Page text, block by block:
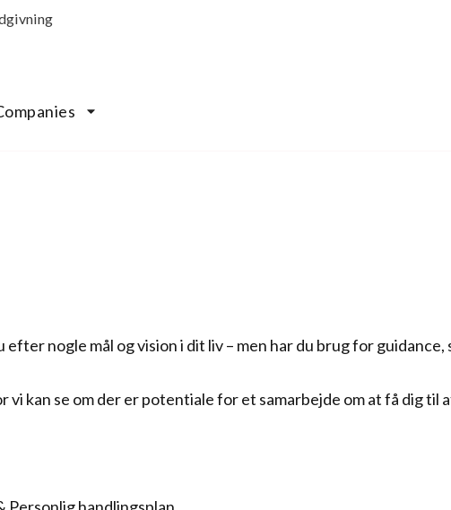
efter nogle mål og vision i dit liv – men har du brug for
kan se om der er potentiale for et samarbejde om at få dig til